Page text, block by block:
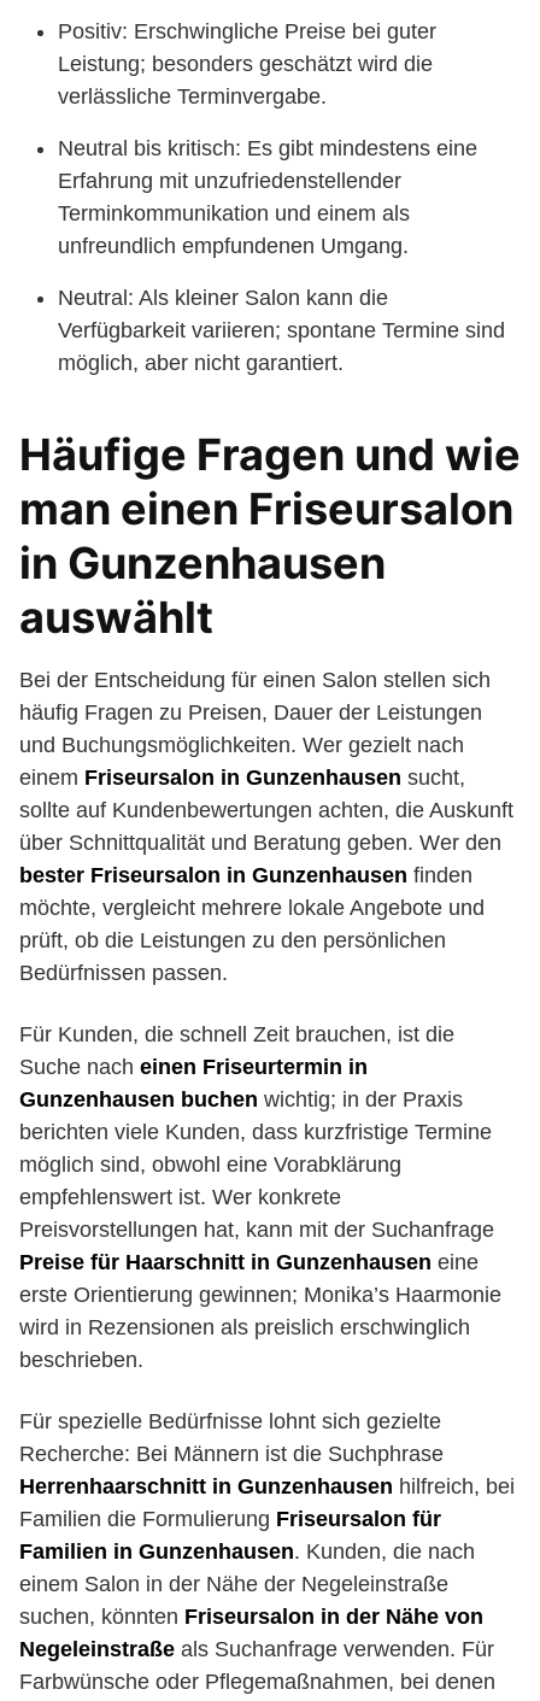
Positiv: Erschwingliche Preise bei guter
Leistung; besonders geschätzt wird die
verlässliche Terminvergabe.
Neutral bis kritisch: Es gibt mindestens eine
Erfahrung mit unzufriedenstellender
Terminkommunikation und einem als
unfreundlich empfundenen Umgang.
Neutral: Als kleiner Salon kann die
Verfügbarkeit variieren; spontane Termine sind
möglich, aber nicht garantiert.
Häufige Fragen und wie
man einen Friseursalon
in Gunzenhausen
auswählt
Bei der Entscheidung für einen Salon stellen sich
häufig Fragen zu Preisen, Dauer der Leistungen
und Buchungsmöglichkeiten. Wer gezielt nach
einem Friseursalon in Gunzenhausen sucht,
sollte auf Kundenbewertungen achten, die Auskunft
über Schnittqualität und Beratung geben. Wer den
bester Friseursalon in Gunzenhausen finden
möchte, vergleicht mehrere lokale Angebote und
prüft, ob die Leistungen zu den persönlichen
Bedürfnissen passen.
Für Kunden, die schnell Zeit brauchen, ist die
Suche nach einen Friseurtermin in
Gunzenhausen buchen wichtig; in der Praxis
berichten viele Kunden, dass kurzfristige Termine
möglich sind, obwohl eine Vorabklärung
empfehlenswert ist. Wer konkrete
Preisvorstellungen hat, kann mit der Suchanfrage
Preise für Haarschnitt in Gunzenhausen eine
erste Orientierung gewinnen; Monika’s Haarmonie
wird in Rezensionen als preislich erschwinglich
beschrieben.
Für spezielle Bedürfnisse lohnt sich gezielte
Recherche: Bei Männern ist die Suchphrase
Herrenhaarschnitt in Gunzenhausen hilfreich, bei
Familien die Formulierung Friseursalon für
Familien in Gunzenhausen. Kunden, die nach
einem Salon in der Nähe der Negeleinstraße
suchen, könnten Friseursalon in der Nähe von
Negeleinstraße als Suchanfrage verwenden. Für
Farbwünsche oder Pflegemaßnahmen, bei denen